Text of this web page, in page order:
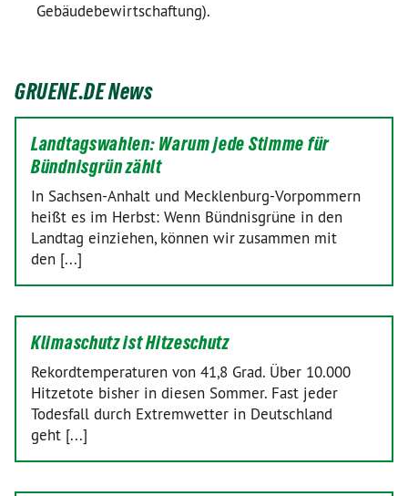
Gebäudebewirtschaftung).
GRUENE.DE News
Landtagswahlen: Warum jede Stimme für
Bündnisgrün zählt
In Sachsen-Anhalt und Mecklenburg-Vorpommern
heißt es im Herbst: Wenn Bündnisgrüne in den
Landtag einziehen, können wir zusammen mit
den [...]
Klimaschutz ist Hitzeschutz
Rekordtemperaturen von 41,8 Grad. Über 10.000
Hitzetote bisher in diesen Sommer. Fast jeder
Todesfall durch Extremwetter in Deutschland
geht [...]